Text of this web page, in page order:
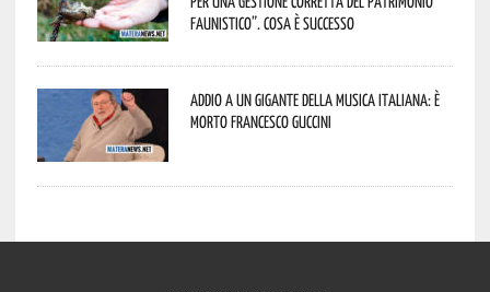
faunistico”. Cosa è successo
Addio a un gigante della musica italiana: è
morto Francesco Guccini